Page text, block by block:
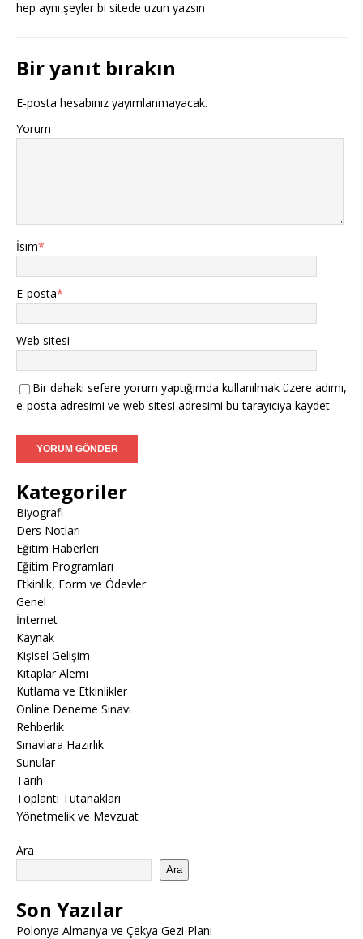
hep aynı şeyler bi sitede uzun yazsın
Bir yanıt bırakın
E-posta hesabınız yayımlanmayacak.
Yorum
İsim*
E-posta*
Web sitesi
Bir dahaki sefere yorum yaptığımda kullanılmak üzere adımı,
e-posta adresimi ve web sitesi adresimi bu tarayıcıya kaydet.
Kategoriler
Biyografi
Ders Notları
Eğitim Haberleri
Eğitim Programları
Etkinlik, Form ve Ödevler
Genel
İnternet
Kaynak
Kişisel Gelişim
Kitaplar Alemi
Kutlama ve Etkinlikler
Online Deneme Sınavı
Rehberlik
Sınavlara Hazırlık
Sunular
Tarih
Toplantı Tutanakları
Yönetmelik ve Mevzuat
Ara
Ara
Son Yazılar
Polonya Almanya ve Çekya Gezi Planı